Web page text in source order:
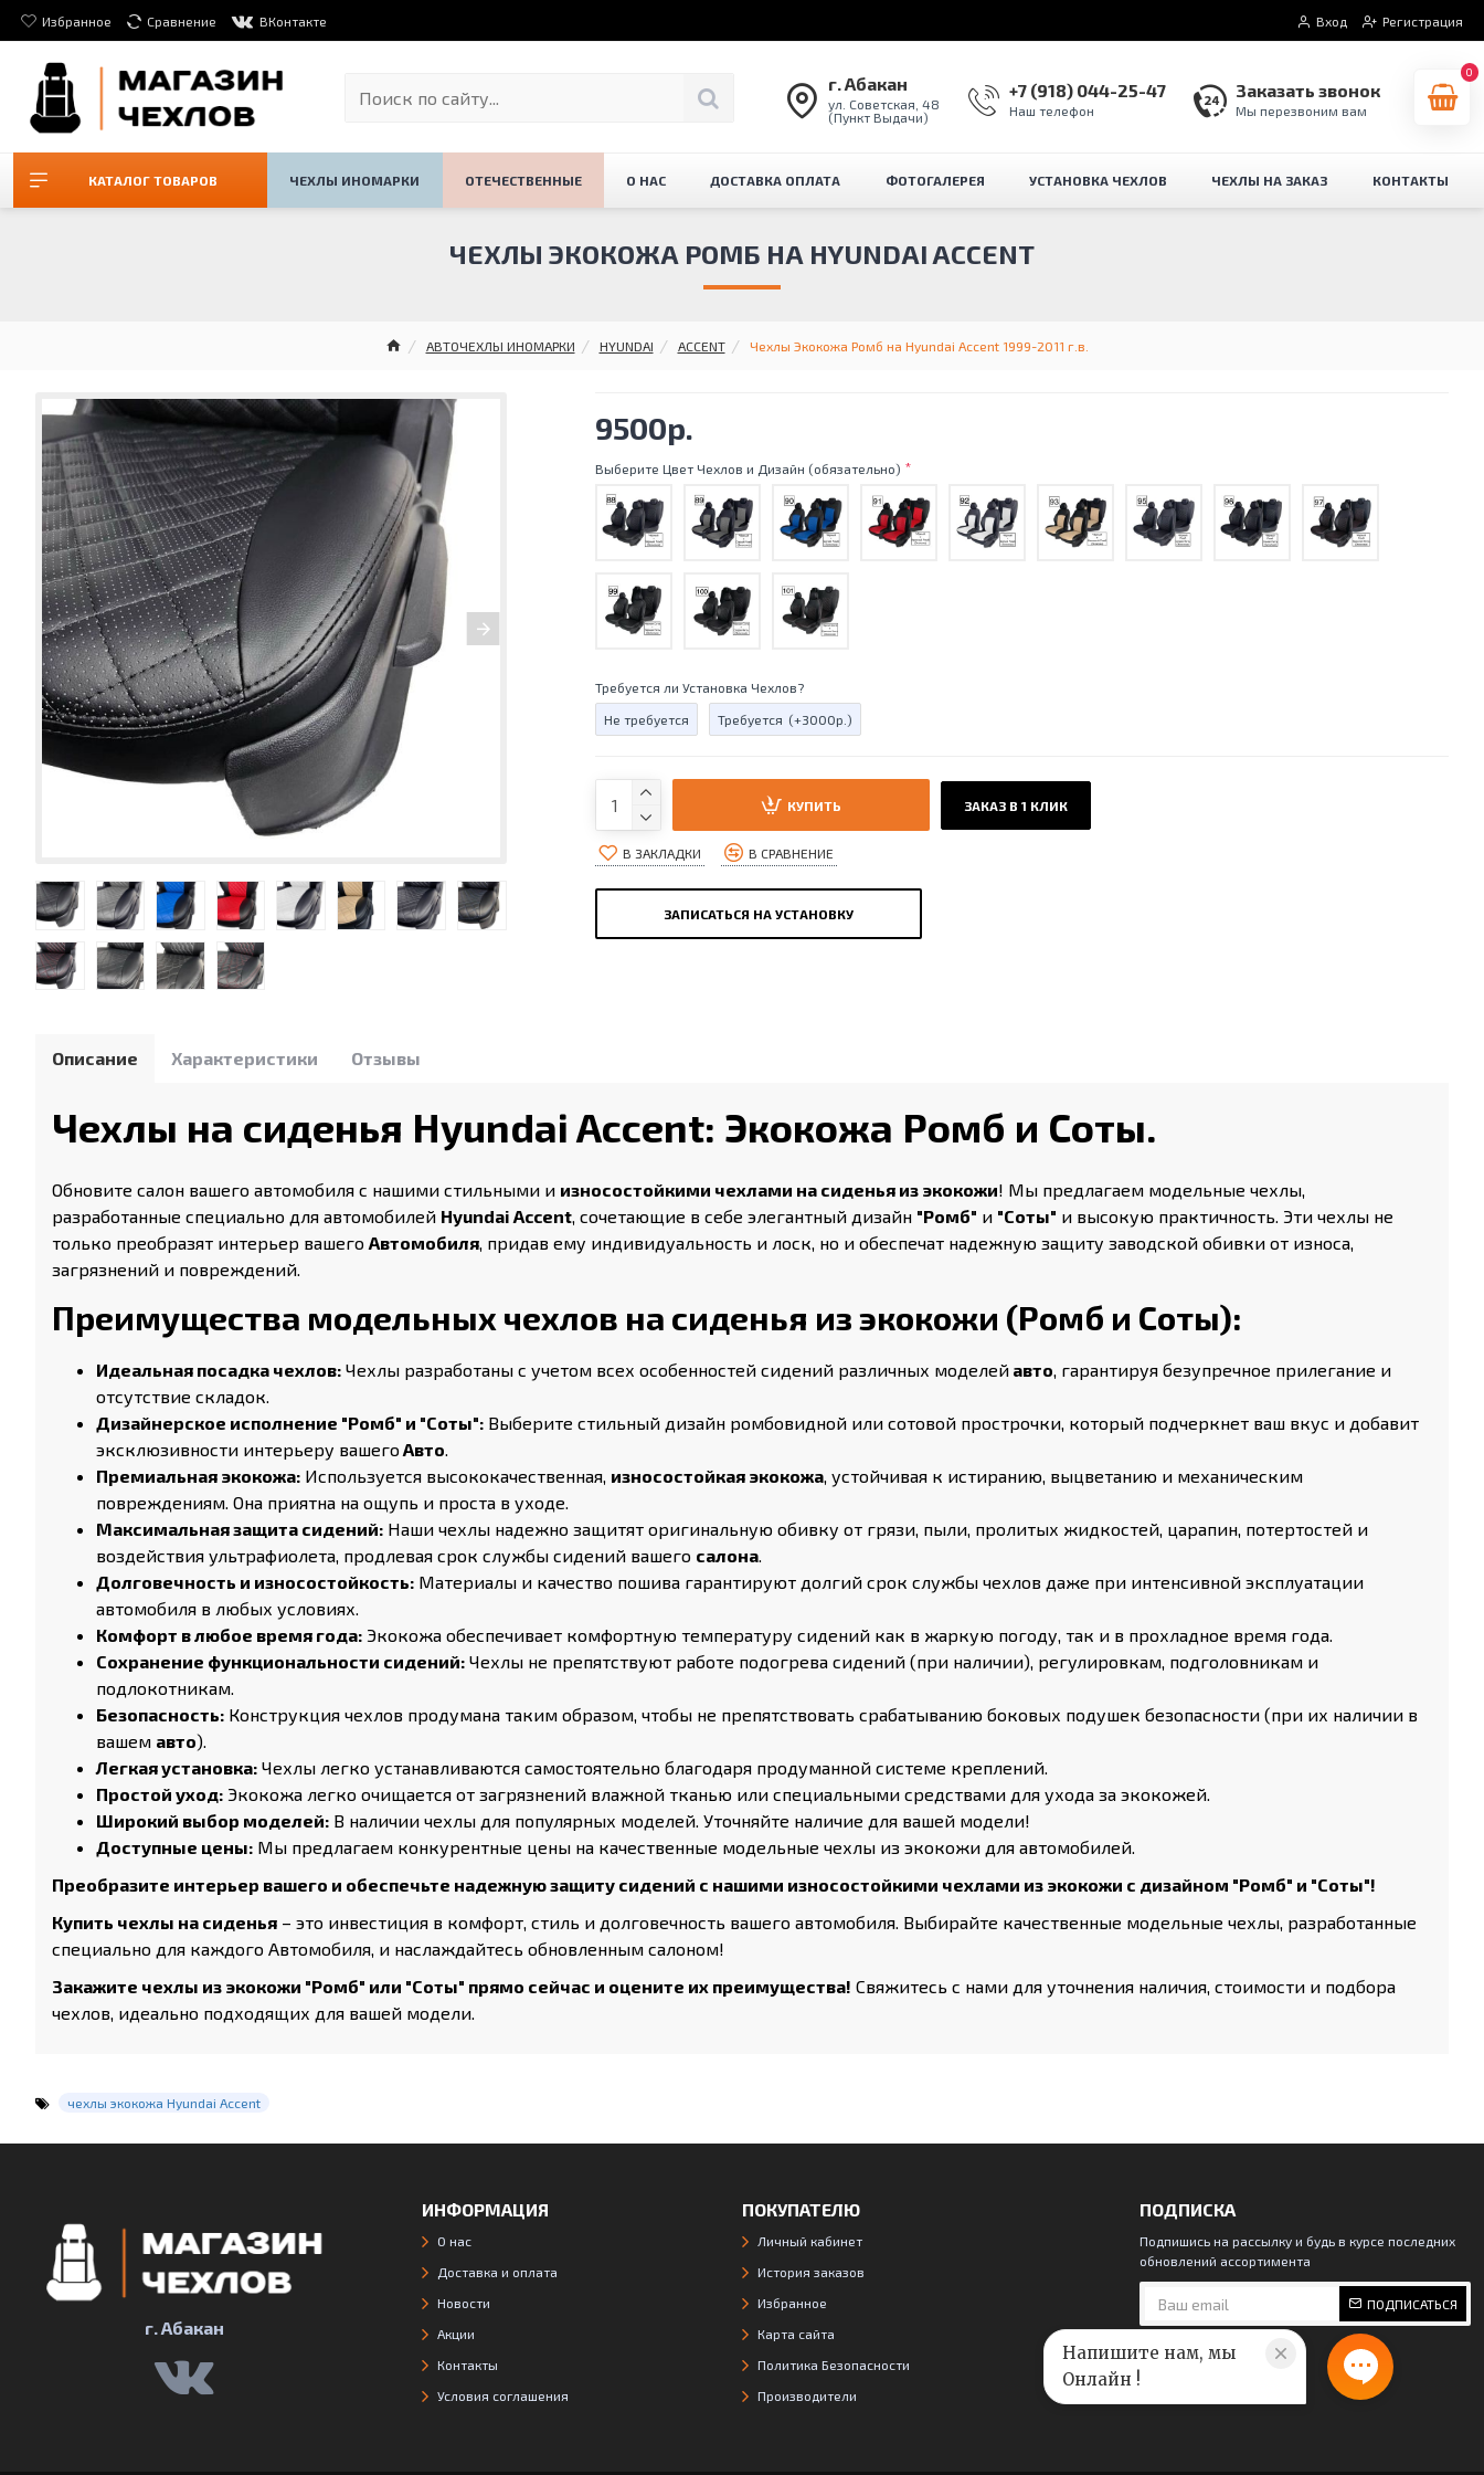
Избранное Сравнение ВКонтакте Вход Регистрация
г. Абакан
ул. Советская, 48
(Пункт Выдачи)
+7 (918) 044-25-47
Наш телефон
Заказать звонок
Мы перезвоним вам
0
КАТАЛОГ ТОВАРОВ ЧЕХЛЫ ИНОМАРКИ ОТЕЧЕСТВЕННЫЕ О НАС ДОСТАВКА ОПЛАТА ФОТОГАЛЕРЕЯ УСТАНОВКА ЧЕХЛОВ ЧЕХЛЫ НА ЗАКАЗ КОНТАКТЫ
АВТОЧЕХЛЫ ИНОМАРКИ HYUNDAI ACCENT Чехлы Экокожа Ромб на Hyundai Accent 1999-2011 г.в.
ЧЕХЛЫ ЭКОКОЖА РОМБ НА HYUNDAI ACCENT
9500р.
Выберите Цвет Чехлов и Дизайн (обязательно)
Требуется ли Установка Чехлов?
Не требуется Требуется (+3000р.)
КУПИТЬ ЗАКАЗ В 1 КЛИК
В ЗАКЛАДКИ В СРАВНЕНИЕ
ЗАПИСАТЬСЯ НА УСТАНОВКУ
Описание Характеристики Отзывы
Чехлы на сиденья Hyundai Accent: Экокожа Ромб и Соты.
Обновите салон вашего автомобиля с нашими стильными и износостойкими чехлами на сиденья из экокожи! Мы предлагаем модельные чехлы,
разработанные специально для автомобилей Hyundai Accent, сочетающие в себе элегантный дизайн "Ромб" и "Соты" и высокую практичность. Эти чехлы не
только преобразят интерьер вашего Автомобиля, придав ему индивидуальность и лоск, но и обеспечат надежную защиту заводской обивки от износа,
загрязнений и повреждений.
Преимущества модельных чехлов на сиденья из экокожи (Ромб и Соты):
Идеальная посадка чехлов: Чехлы разработаны с учетом всех особенностей сидений различных моделей авто, гарантируя безупречное прилегание и
отсутствие складок.
Дизайнерское исполнение "Ромб" и "Соты": Выберите стильный дизайн ромбовидной или сотовой прострочки, который подчеркнет ваш вкус и добавит
эксклюзивности интерьеру вашего Авто.
Премиальная экокожа: Используется высококачественная, износостойкая экокожа, устойчивая к истиранию, выцветанию и механическим
повреждениям. Она приятна на ощупь и проста в уходе.
Максимальная защита сидений: Наши чехлы надежно защитят оригинальную обивку от грязи, пыли, пролитых жидкостей, царапин, потертостей и
воздействия ультрафиолета, продлевая срок службы сидений вашего салона.
Долговечность и износостойкость: Материалы и качество пошива гарантируют долгий срок службы чехлов даже при интенсивной эксплуатации
автомобиля в любых условиях.
Комфорт в любое время года: Экокожа обеспечивает комфортную температуру сидений как в жаркую погоду, так и в прохладное время года.
Сохранение функциональности сидений: Чехлы не препятствуют работе подогрева сидений (при наличии), регулировкам, подголовникам и
подлокотникам.
Безопасность: Конструкция чехлов продумана таким образом, чтобы не препятствовать срабатыванию боковых подушек безопасности (при их наличии в
вашем авто).
Легкая установка: Чехлы легко устанавливаются самостоятельно благодаря продуманной системе креплений.
Простой уход: Экокожа легко очищается от загрязнений влажной тканью или специальными средствами для ухода за экокожей.
Широкий выбор моделей: В наличии чехлы для популярных моделей. Уточняйте наличие для вашей модели!
Доступные цены: Мы предлагаем конкурентные цены на качественные модельные чехлы из экокожи для автомобилей.
Преобразите интерьер вашего и обеспечьте надежную защиту сидений с нашими износостойкими чехлами из экокожи с дизайном "Ромб" и "Соты"!
Купить чехлы на сиденья – это инвестиция в комфорт, стиль и долговечность вашего автомобиля. Выбирайте качественные модельные чехлы, разработанные
специально для каждого Автомобиля, и наслаждайтесь обновленным салоном!
Закажите чехлы из экокожи "Ромб" или "Соты" прямо сейчас и оцените их преимущества! Свяжитесь с нами для уточнения наличия, стоимости и подбора
чехлов, идеально подходящих для вашей модели.
чехлы экокожа Hyundai Accent
г. Абакан
ИНФОРМАЦИЯ
О нас
Доставка и оплата
Новости
Акции
Контакты
Условия соглашения
ПОКУПАТЕЛЮ
Личный кабинет
История заказов
Избранное
Карта сайта
Политика Безопасности
Производители
ПОДПИСКА
Подпишись на рассылку и будь в курсе последних
обновлений ассортимента
ПОДПИСАТЬСЯ
Напишите нам, мы
Онлайн !